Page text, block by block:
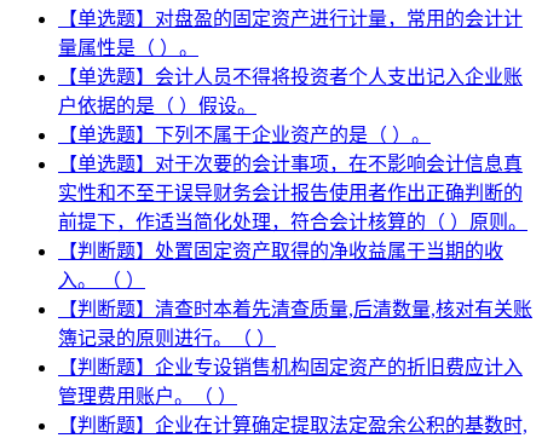
【单选题】对盘盈的固定资产进行计量，常用的会计计
量属性是（ ）。
【单选题】会计人员不得将投资者个人支出记入企业账
户依据的是（ ）假设。
【单选题】下列不属于企业资产的是（ ）。
【单选题】对于次要的会计事项，在不影响会计信息真
实性和不至于误导财务会计报告使用者作出正确判断的
前提下，作适当简化处理，符合会计核算的（ ）原则。
【判断题】处置固定资产取得的净收益属于当期的收
入。 （ ）
【判断题】清查时本着先清查质量,后清数量,核对有关账
簿记录的原则进行。（ ）
【判断题】企业专设销售机构固定资产的折旧费应计入
管理费用账户。（ ）
【判断题】企业在计算确定提取法定盈余公积的基数时,